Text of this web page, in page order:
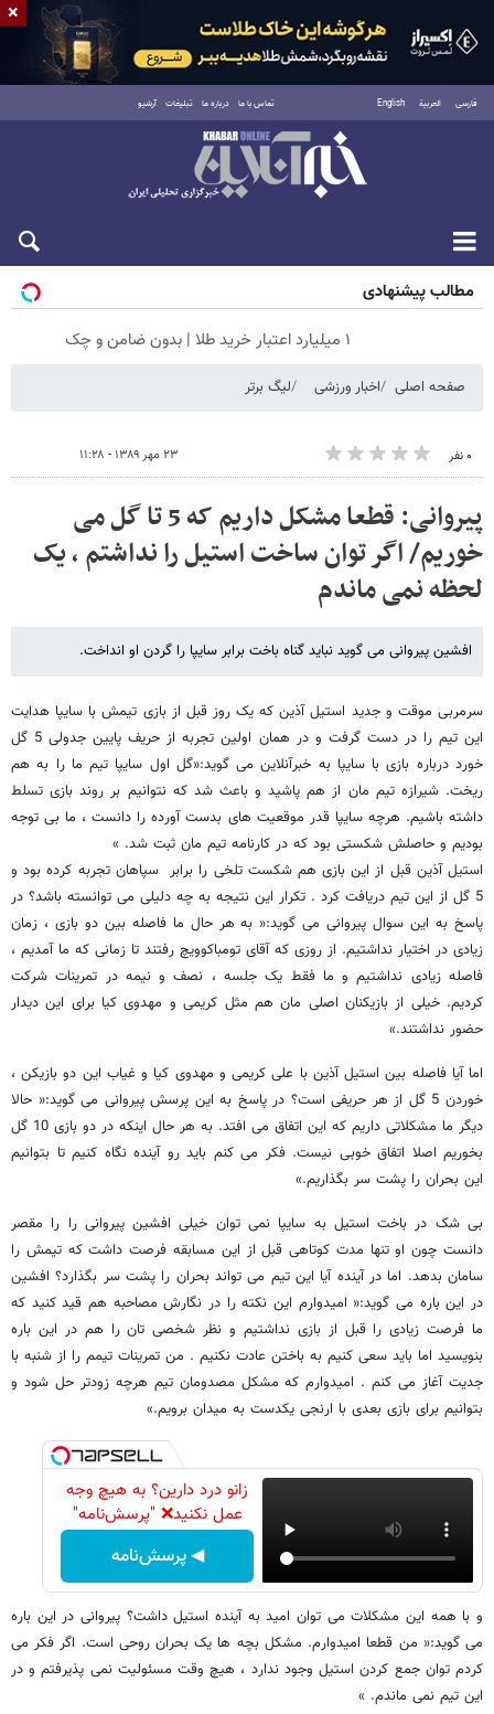
فارسی العربية English تماس با ما درباره ما تبلیغات آرشیو
جمعه ۱۶ مرداد ۱۴۰۵
مطالب پیشنهادی
۱ میلیارد اعتبار خرید طلا | بدون ضامن و چک
صفحه اصلی اخبار ورزشی لیگ برتر
۰ نفر ۲۳ مهر ۱۳۸۹ - ۱۱:۲۸
پیروانی: قطعا مشکل داریم که 5 تا گل می
خوریم/ اگر توان ساخت استیل را نداشتم ، یک
لحظه نمی ماندم
افشین پیروانی می گوید نباید گناه باخت برابر سایپا را گردن او انداخت.
سرمربی موقت و جدید استیل آذین که یک روز قبل از بازی تیمش با سایپا هدایت
این تیم را در دست گرفت و در همان اولین تجربه از حریف پایین جدولی 5 گل
خورد درباره بازی با سایپا به خبرآنلاین می گوید:«گل اول سایپا تیم ما را به هم
ریخت. شیرازه تیم مان از هم پاشید و باعث شد که نتوانیم بر روند بازی تسلط
داشته باشیم. هرچه سایپا قدر موقعیت های بدست آورده را دانست ، ما بی توجه
بودیم و حاصلش شکستی بود که در کارنامه تیم مان ثبت شد. »
استیل آذین قبل از این بازی هم شکست تلخی را برابر سپاهان تجربه کرده بود و
5 گل از این تیم دریافت کرد . تکرار این نتیجه به چه دلیلی می توانسته باشد؟ در
پاسخ به این سوال پیروانی می گوید:« به هر حال ما فاصله بین دو بازی ، زمان
زیادی در اختیار نداشتیم. از روزی که آقای تومباکوویچ رفتند تا زمانی که ما آمدیم ،
فاصله زیادی نداشتیم و ما فقط یک جلسه ، نصف و نیمه در تمرینات شرکت
کردیم. خیلی از بازیکنان اصلی مان هم مثل کریمی و مهدوی کیا برای این دیدار
حضور نداشتند.»
اما آیا فاصله بین استیل آذین با علی کریمی و مهدوی کیا و غیاب این دو بازیکن ،
خوردن 5 گل از هر حریفی است؟ در پاسخ به این پرسش پیروانی می گوید:« حالا
دیگر ما مشکلاتی داریم که این اتفاق می افتد. به هر حال اینکه در دو بازی 10 گل
بخوریم اصلا اتفاق خوبی نیست. فکر می کنم باید رو آینده نگاه کنیم تا بتوانیم
این بحران را پشت سر بگذاریم.»
بی شک در باخت استیل به سایپا نمی توان خیلی افشین پیروانی را را مقصر
دانست چون او تنها مدت کوتاهی قبل از این مسابقه فرصت داشت که تیمش را
سامان بدهد. اما در آینده آیا این تیم می تواند بحران را پشت سر بگذارد؟ افشین
در این باره می گوید:« امیدوارم این نکته را در نگارش مصاحبه هم قید کنید که
ما فرصت زیادی را قبل از بازی نداشتیم و نظر شخصی تان را هم در این باره
بنویسید اما باید سعی کنیم به باختن عادت نکنیم . من تمرینات تیمم را از شنبه با
جدیت آغاز می کنم . امیدوارم که مشکل مصدومان تیم هرچه زودتر حل شود و
بتوانیم برای بازی بعدی با ارنجی یکدست به میدان برویم.»
زانو درد دارین؟ به هیچ وجه
عمل نکنید❌ "پرسش‌نامه"
◀ پرسش‌نامه
و با همه این مشکلات می توان امید به آینده استیل داشت؟ پیروانی در این باره
می گوید:« من قطعا امیدوارم. مشکل بچه ها یک بحران روحی است. اگر فکر می
کردم توان جمع کردن استیل وجود ندارد ، هیچ وقت مسئولیت نمی پذیرفتم و در
این تیم نمی ماندم. »
×